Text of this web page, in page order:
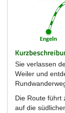
Sie verlassen
Weiler und
Die Route führt
auf die